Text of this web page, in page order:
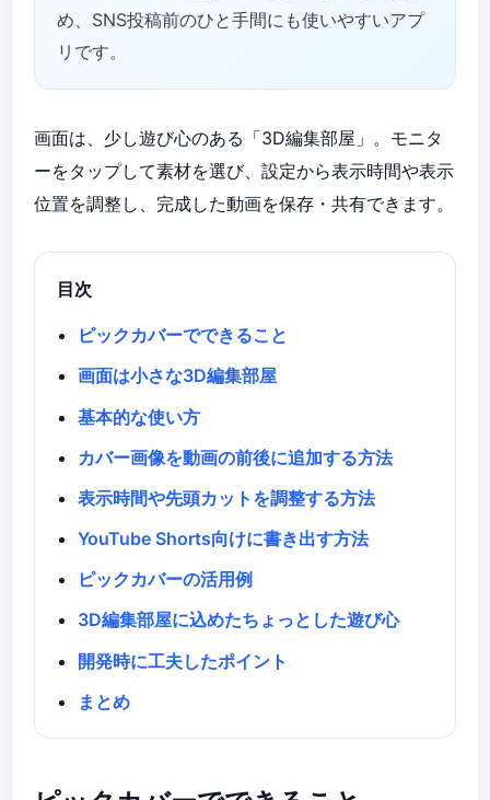
め、SNS投稿前のひと手間にも使いやすいアプ
リです。
画面は、少し遊び心のある「3D編集部屋」。モニタ
ーをタップして素材を選び、設定から表示時間や表示
位置を調整し、完成した動画を保存・共有できます。
目次
ピックカバーでできること
画面は小さな3D編集部屋
基本的な使い方
カバー画像を動画の前後に追加する方法
表示時間や先頭カットを調整する方法
YouTube Shorts向けに書き出す方法
ピックカバーの活用例
3D編集部屋に込めたちょっとした遊び心
開発時に工夫したポイント
まとめ